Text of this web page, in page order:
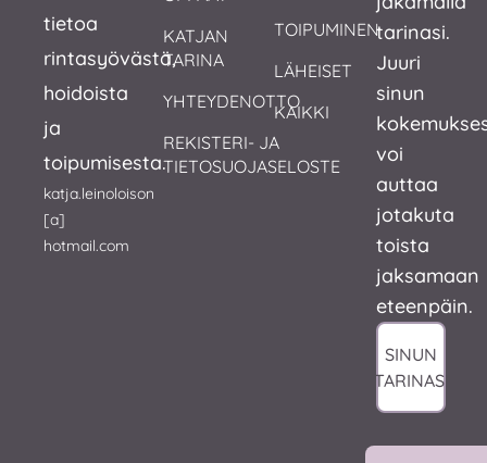
tietoa
rintasyövästä,
hoidoista
ja
toipumisesta.
katja.leinoloison
[a]
hotmail.com
KATJAN
TARINA
YHTEYDENOTTO
REKISTERI- JA
TIETOSUOJASELOSTE
TOIPUMINEN
LÄHEISET
KAIKKI
tarinasi.
Juuri
sinun
voi
auttaa
jotakuta
toista
jaksamaan
eteenpäin.
SINUN
TARINASI